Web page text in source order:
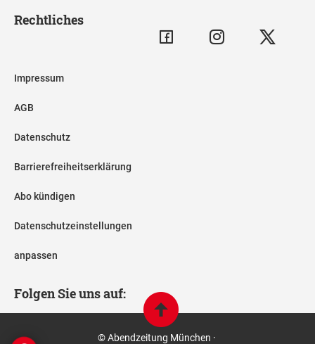
Rechtliches
Impressum
AGB
Datenschutz
Barrierefreiheitserklärung
Abo kündigen
Datenschutzeinstellungen
anpassen
Folgen Sie uns auf:
© Abendzeitung München ·